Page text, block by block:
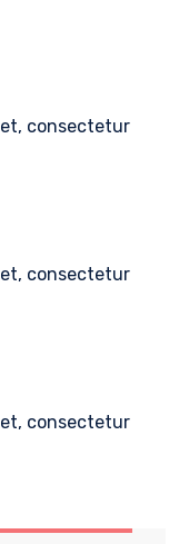
consectetur
consectetur
consectetur